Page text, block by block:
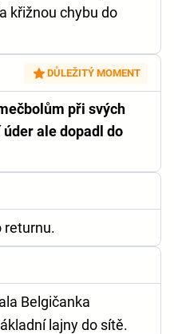
křižnou chybu do
DŮLEŽITÝ MOMENT
při svých
ale dopadl do
returnu.
Belgičanka
lajny do sítě.